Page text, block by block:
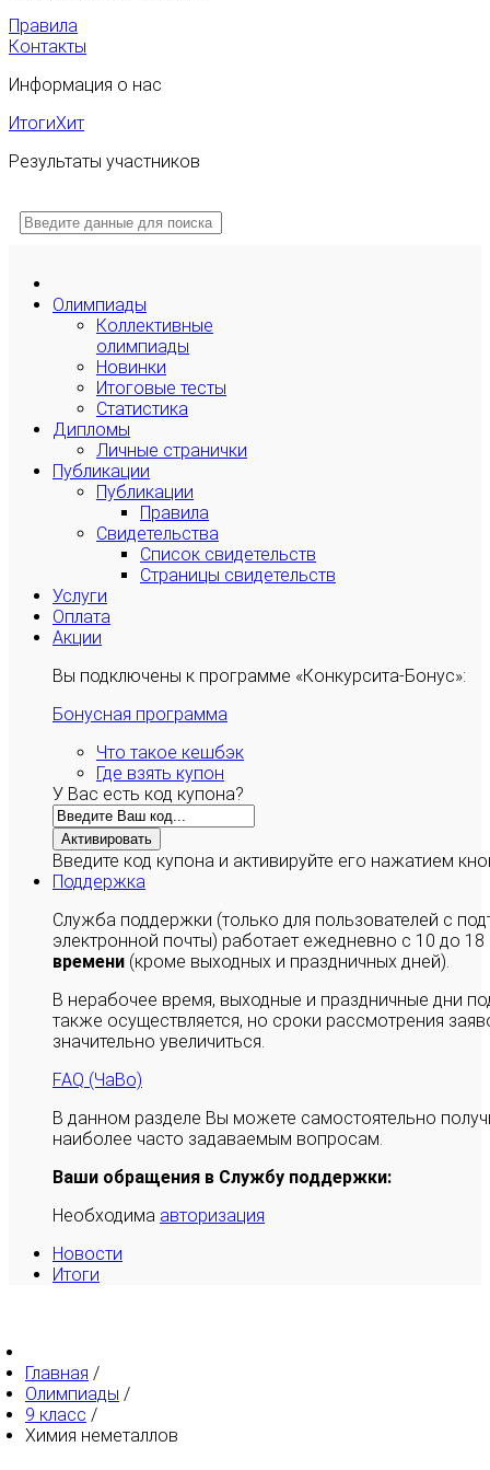
Правила
Контакты
Информация о нас
ИтогиХит
Результаты участников
Олимпиады
Коллективные
олимпиады
Новинки
Итоговые тесты
Статистика
Дипломы
Личные странички
Публикации
Публикации
Правила
Свидетельства
Список свидетельств
Страницы свидетельств
Услуги
Оплата
Акции
Вы подключены к программе «Конкурсита-Бонус»:
Бонусная программа
Что такое кешбэк
Где взять купон
У Вас есть код купона?
Активировать
Введите код купона и активируйте его нажатием
Поддержка
Служба поддержки (только для пользователей с
электронной почты) работает ежедневно с 10 до
времени (кроме выходных и праздничных дней).
В нерабочее время, выходные и праздничные дни
также осуществляется, но сроки рассмотрения
значительно увеличиться.
FAQ (ЧаВо)
В данном разделе Вы можете самостоятельно
наиболее часто задаваемым вопросам.
Ваши обращения в Службу поддержки:
Необходима авторизация
Новости
Итоги
Главная /
Олимпиады /
9 класс /
Химия неметаллов